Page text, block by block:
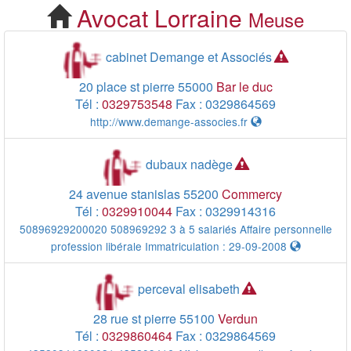
Cherchez votre Avocat
Meuse 55
Avocat Lorraine Meuse
cabinet Demange et Associés
20 place st pierre55000 Bar le duc
Tél : 0329753548 Fax : 0329864569
http://www.demange-associes.fr
dubaux nadège
24 avenue stanislas55200 Commercy
Tél : 0329910044 Fax : 0329914316
50896929200020 508969292 3 à 5 salariés Affaire personnelle
profession libérale Immatriculation : 29-09-2008
perceval elisabeth
28 rue st pierre55100 Verdun
Tél : 0329860464 Fax : 0329864569